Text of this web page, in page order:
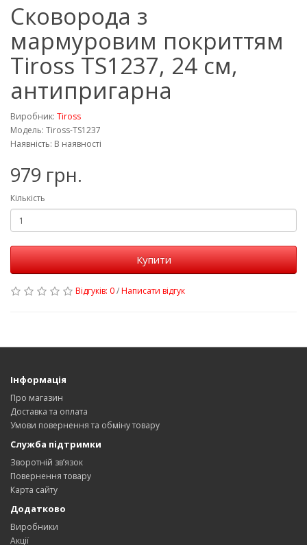
Сковорода з
мармуровим покриттям
Tiross TS1237, 24 см,
антипригарна
Виробник: Tiross
Модель: Tiross-TS1237
Наявність: В наявності
979 грн.
Кількість
Купити
Відгуків: 0/Написати відгук
Інформація
Про магазин
Доставка та оплата
Умови повернення та обміну товару
Служба підтримки
Зворотній зв’язок
Повернення товару
Карта сайту
Додатково
Виробники
Акції